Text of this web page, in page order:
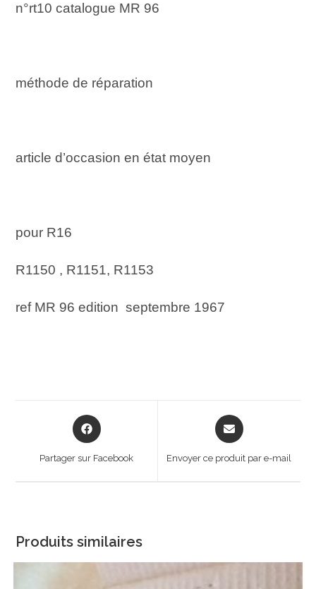
n°rt10 catalogue MR 96
méthode de réparation
article d’occasion en état moyen
pour R16
R1150 , R1151, R1153
ref MR 96 edition septembre 1967
Opens
in
Partager sur Facebook
Opens
in
new
Envoyer ce produit par e-mail
Produits similaires